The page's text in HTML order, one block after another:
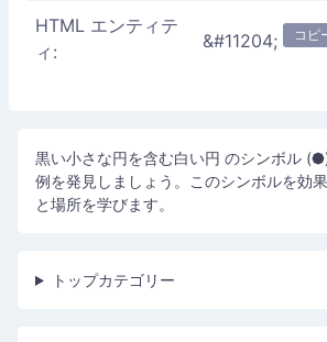
HTML エンティテ
ィ:
&#11204; コピ
黒い小さな円を含む白い円 のシンボル
例を発見しましょう。このシンボルを効
と場所を学びます。
トップカテゴリー